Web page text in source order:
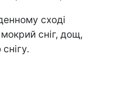
сході
сніг, дощ,